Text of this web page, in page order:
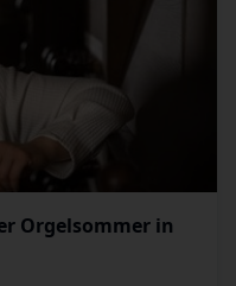
Orgelsommer in